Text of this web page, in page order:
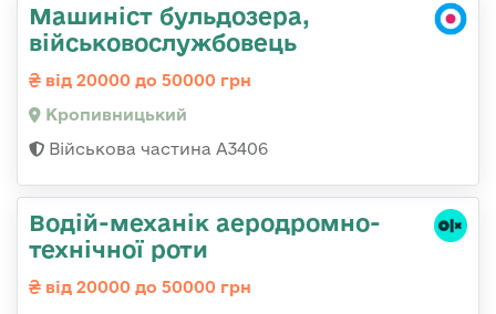
Машиніст бульдозера,
військовослужбовець
від 20000 до 50000 грн
Кропивницький
Військова частина А3406
Водій-механік аеродромно-
технічної роти
від 20000 до 50000 грн